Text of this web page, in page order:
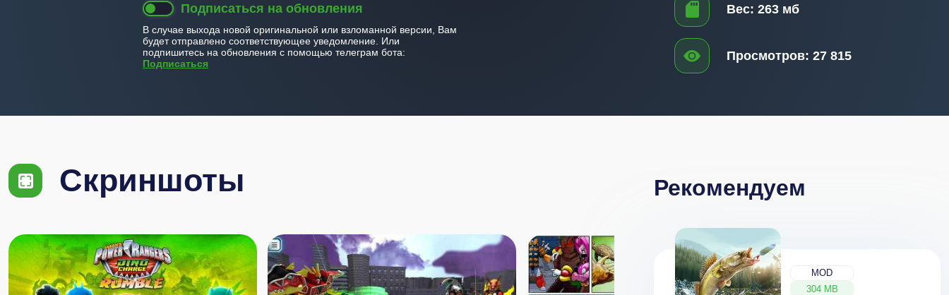
Подписаться на обновления
В случае выхода новой оригинальной или взломанной версии, Вам
будет отправлено соответствующее уведомление. Или
подпишитесь на обновления с помощью телеграм бота:
Подписаться
Вес: 263 мб
Просмотров: 27 815
Скриншоты Рекомендуем
MOD
304 MB